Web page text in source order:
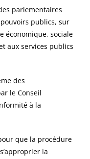
parlementaires
publics, sur
économique, sociale
aux services publics
des
le Conseil
à la
que la procédure
la